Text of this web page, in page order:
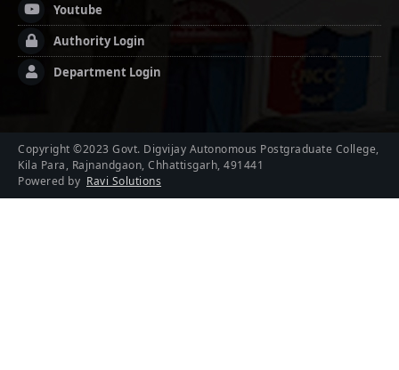
Youtube
Authority Login
Department Login
Copyright ©2023 Govt. Digvijay Autonomous Postgraduate College,
Kila Para, Rajnandgaon, Chhattisgarh, 491441
Powered by Ravi Solutions